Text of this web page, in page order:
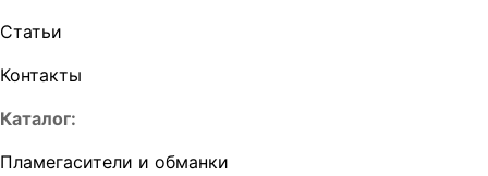
Статьи
Контакты
Каталог:
Пламегасители и обманки